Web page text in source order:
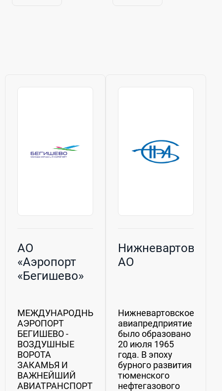
АО
«Аэропорт
«Бегишево»
МЕЖДУНАРОДНЫЙ
АЭРОПОРТ
БЕГИШЕВО -
ВОЗДУШНЫЕ
ВОРОТА
ЗАКАМЬЯ И
ВАЖНЕЙШИЙ
АВИАТРАНСПОРТНЫЙ
АО
Нижневартовское
авиапредприятие
было образовано
20 июля 1965
года. В эпоху
бурного развития
тюменского
нефтегазового